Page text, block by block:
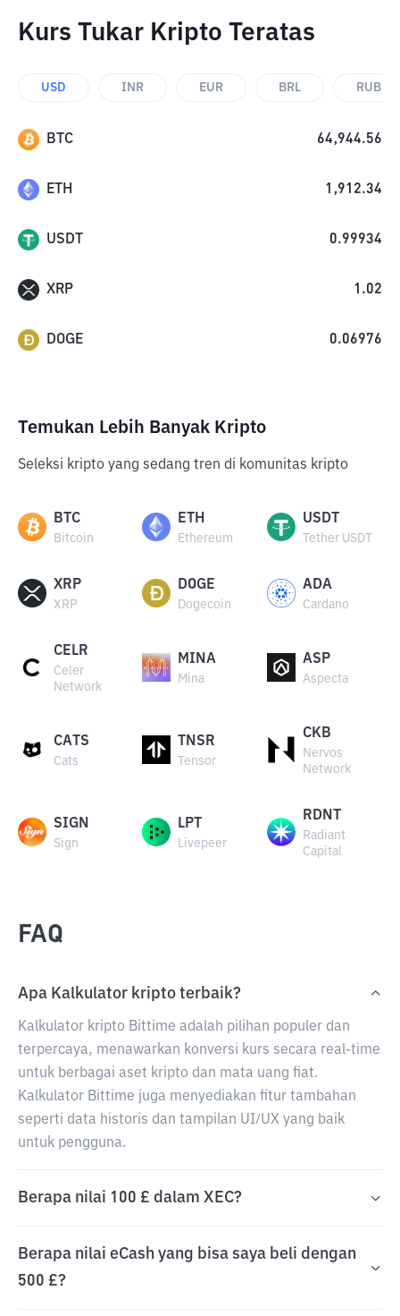
Kurs Tukar Kripto Teratas
USD INR EUR BRL RUB
BTC 64,944.56
ETH 1,912.34
USDT 0.99934
XRP 1.02
DOGE 0.06976
Temukan Lebih Banyak Kripto
Seleksi kripto yang sedang tren di komunitas kripto
BTC
Bitcoin
ETH
Ethereum
USDT
Tether USDT
XRP
XRP
DOGE
Dogecoin
ADA
Cardano
CELR
Celer
Network
MINA
Mina
ASP
Aspecta
CATS
Cats
TNSR
Tensor
CKB
Nervos
Network
SIGN
Sign
LPT
Livepeer
RDNT
Radiant
Capital
FAQ
Apa Kalkulator kripto terbaik?
Kalkulator kripto Bittime adalah pilihan populer dan
terpercaya, menawarkan konversi kurs secara real-time
untuk berbagai aset kripto dan mata uang fiat.
Kalkulator Bittime juga menyediakan fitur tambahan
seperti data historis dan tampilan UI/UX yang baik
untuk pengguna.
Berapa nilai 100 £ dalam XEC?
Berapa nilai eCash yang bisa saya beli dengan
500 £?